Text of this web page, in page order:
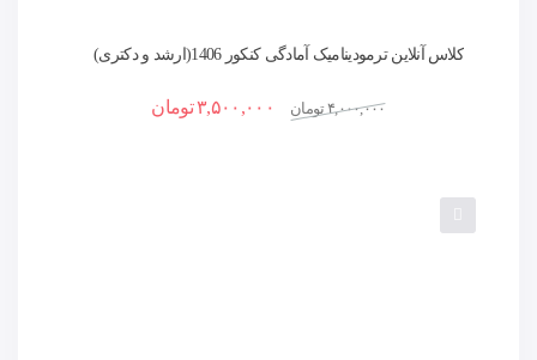
کلاس آنلاین ترمودینامیک آمادگی کنکور 1406(ارشد و دکتری)
۴,۰۰۰,۰۰۰تومان ۳,۵۰۰,۰۰۰تومان